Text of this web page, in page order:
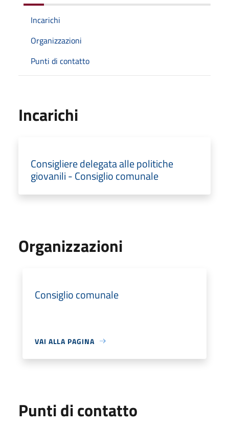
Incarichi
Organizzazioni
Punti di contatto
Incarichi
Consigliere delegata alle politiche
giovanili - Consiglio comunale
Organizzazioni
Consiglio comunale
VAI ALLA PAGINA
Punti di contatto